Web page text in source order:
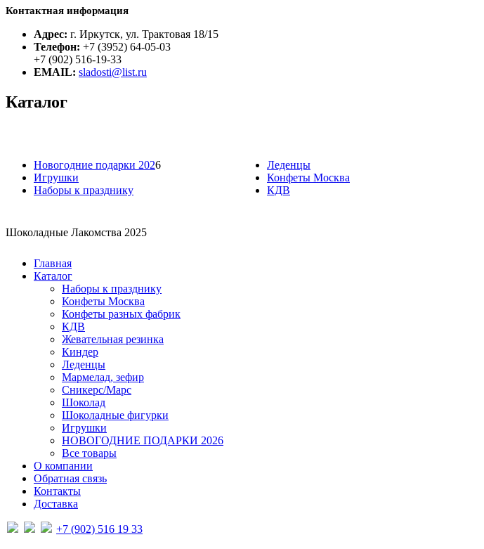
Контактная информация
Адрес: г. Иркутск, ул. Трактовая 18/15
Телефон: +7 (3952) 64-05-03
+7 (902) 516-19-33
EMAIL: sladosti@list.ru
Каталог
Новогодние подарки 2026
Игрушки
Наборы к празднику
Леденцы
Конфеты Москва
КДВ
Шоколадные Лакомства 2025
Главная
Каталог
Наборы к празднику
Конфеты Москва
Конфеты разных фабрик
КДВ
Жевательная резинка
Киндер
Леденцы
Мармелад, зефир
Сникерс/Марс
Шоколад
Шоколадные фигурки
Игрушки
НОВОГОДНИЕ ПОДАРКИ 2026
Все товары
О компании
Обратная связь
Контакты
Доставка
+7 (902) 516 19 33